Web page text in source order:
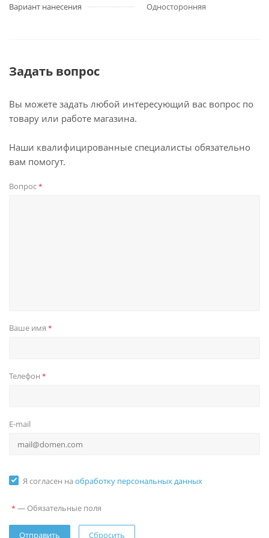
Вариант нанесения Односторонняя
Задать вопрос
Вы можете задать любой интересующий вас вопрос по
товару или работе магазина.
Наши квалифицированные специалисты обязательно
вам помогут.
Вопрос*
Ваше имя *
Телефон *
E-mail
Я согласен на обработку персональных данных
* — Обязательные поля
Сбросить